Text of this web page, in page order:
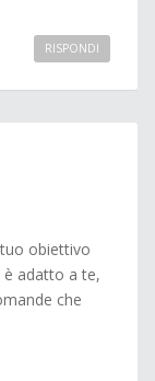
RISPONDI
obiettivo
adatto a te,
che